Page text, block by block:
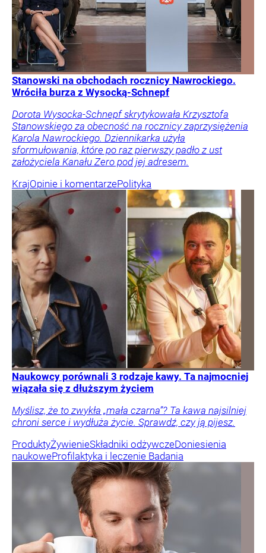
Stanowski na obchodach rocznicy Nawrockiego.
Wróciła burza z Wysocką-Schnepf
Dorota Wysocka-Schnepf skrytykowała Krzysztofa
Stanowskiego za obecność na rocznicy zaprzysiężenia
Karola Nawrockiego. Dziennikarka użyła
sformułowania, które po raz pierwszy padło z ust
założyciela Kanału Zero pod jej adresem.
KrajOpinie i komentarzePolityka
Naukowcy porównali 3 rodzaje kawy. Ta najmocniej
wiązała się z dłuższym życiem
Myślisz, że to zwykła „mała czarna”? Ta kawa najsilniej
chroni serce i wydłuża życie. Sprawdź, czy ją pijesz.
ProduktyŻywienieSkładniki odżywczeDoniesienia
naukoweProfilaktyka i leczenie Badania